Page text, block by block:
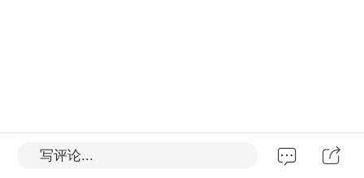
写评论...